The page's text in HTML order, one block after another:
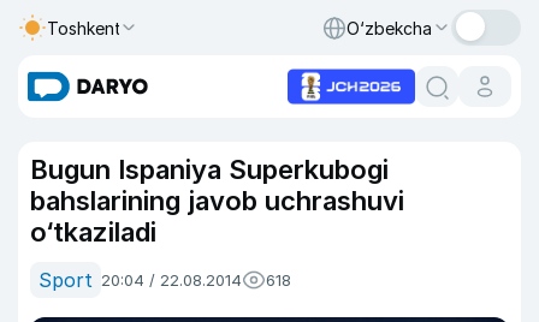
Toshkent O‘zbekcha
Bugun Ispaniya Superkubogi
bahslarining javob uchrashuvi
o‘tkaziladi
Sport 20:04 / 22.08.2014 618